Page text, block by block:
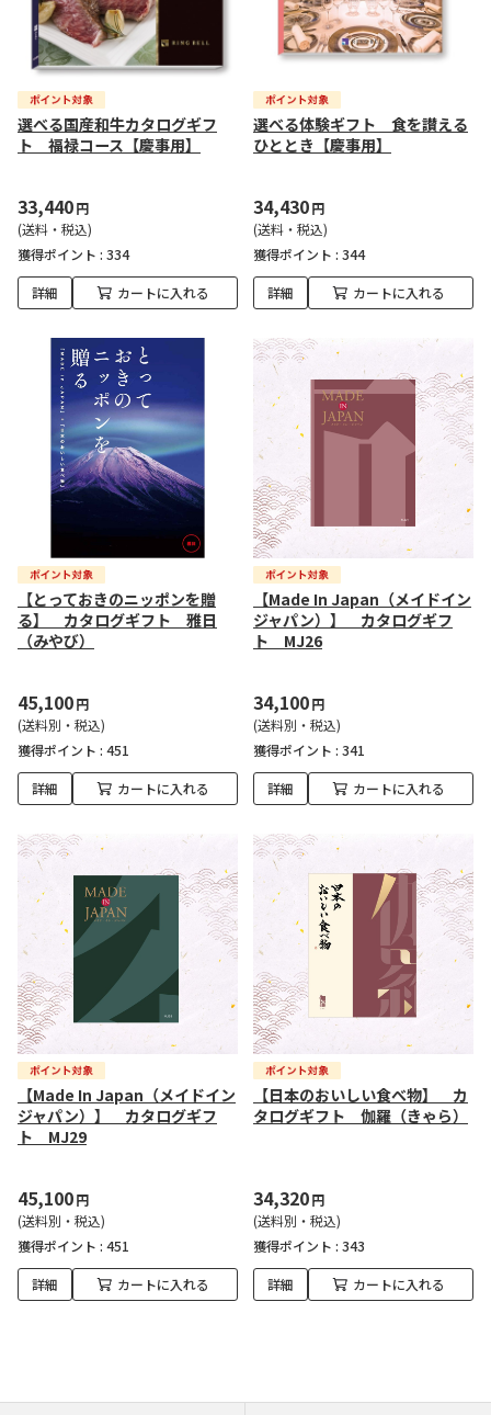
選べる国産和牛カタログギフ
ト 福禄コース【慶事用】
33,440円
(送料・税込)
獲得ポイント : 334
詳細 カートに入れる
選べる体験ギフト 食を讃える
ひととき【慶事用】
34,430円
(送料・税込)
獲得ポイント : 344
詳細 カートに入れる
【とっておきのニッポンを贈
る】 カタログギフト 雅日
（みやび）
45,100円
(送料別・税込)
獲得ポイント : 451
詳細 カートに入れる
【Made In Japan（メイドイン
ジャパン）】 カタログギフ
ト MJ26
34,100円
(送料別・税込)
獲得ポイント : 341
詳細 カートに入れる
【Made In Japan（メイドイン
ジャパン）】 カタログギフ
ト MJ29
45,100円
(送料別・税込)
獲得ポイント : 451
詳細 カートに入れる
【日本のおいしい食べ物】 カ
タログギフト 伽羅（きゃら）
34,320円
(送料別・税込)
獲得ポイント : 343
詳細 カートに入れる